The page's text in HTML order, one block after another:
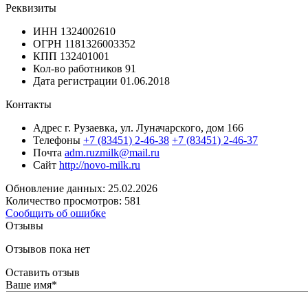
Реквизиты
ИНН 1324002610
ОГРН 1181326003352
КПП 132401001
Кол-во работников 91
Дата регистрации 01.06.2018
Контакты
Адрес г. Рузаевка, ул. Луначарского, дом 166
Телефоны +7 (83451) 2-46-38 +7 (83451) 2-46-37
Почта adm.ruzmilk@mail.ru
Сайт http://novo-milk.ru
Обновление данных: 25.02.2026
Количество просмотров: 581
Сообщить об ошибке
Отзывы
Отзывов пока нет
Оставить отзыв
Ваше имя*